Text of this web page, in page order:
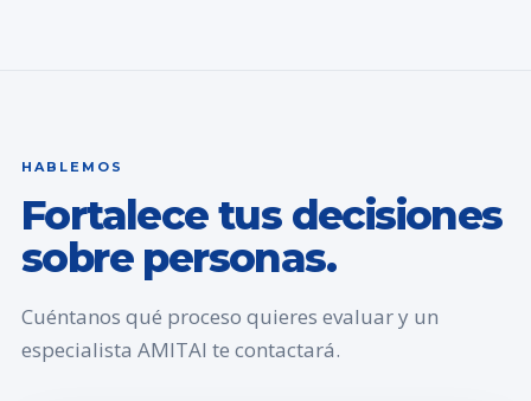
HABLEMOS
Fortalece tus decisiones
sobre personas.
Cuéntanos qué proceso quieres evaluar y un
especialista AMITAI te contactará.